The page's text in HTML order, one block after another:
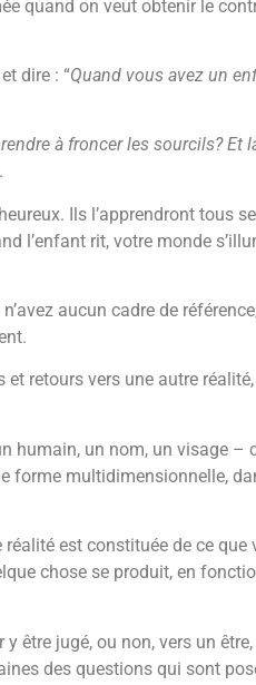
quand on veut obtenir le
dire : “Quand vous avez un
à froncer les sourcils? Et
Ils l’apprendront tous
l’enfant rit, votre monde
aucun cadre de
retours vers une autre
humain, un nom, un visage –
forme multidimensionnelle,
est constituée de ce que
chose se produit, en
être jugé, ou non, vers un
des questions qui sont